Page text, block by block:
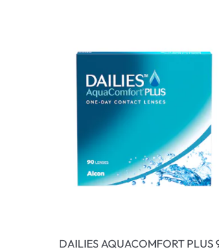
DAILIES AQUACOMFORT PLUS